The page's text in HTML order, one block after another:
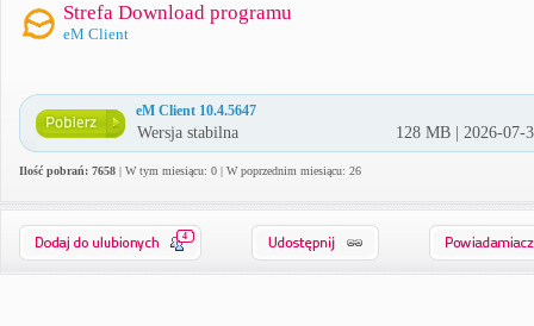
Strefa Download programu
eM Client
eM Client 10.4.5647
Wersja stabilna 128 MB | 2026-07-
Ilość pobrań: 7658 | W tym miesiącu: 0 | W poprzednim miesiącu: 26
4